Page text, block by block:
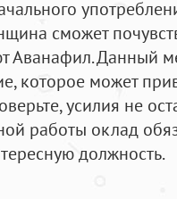
сможет
Аванафил. Данный
которое может
усилия не
работы оклад
должность.